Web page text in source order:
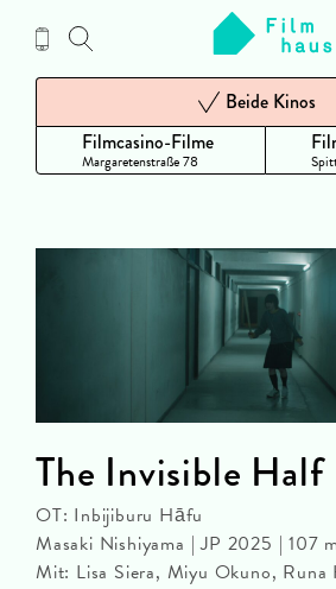
Inhalt
Filmcasino-Filme
Margaretenstraße 78
Beide Kinos
The Invisible Half
OT: Inbijiburu Hāfu
Masaki Nishiyama | JP 2025 | 107
Mit: Lisa Siera, Miyu Okuno, Runa